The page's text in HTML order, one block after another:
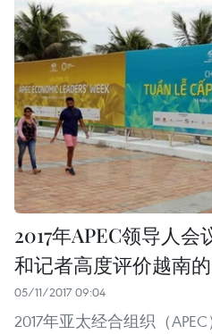
2017年APEC领导人
和记者高度评价越南
05/11/2017 09:04
2017年亚太经合组织（